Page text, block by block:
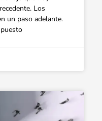
Los
un paso adelante.